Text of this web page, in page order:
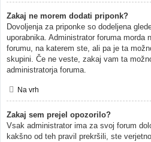
Zakaj ne morem dodati priponk?
Dovoljenja za priponke so dodeljena
uporabnika. Administrator foruma morda
forumu, na katerem ste, ali pa je ta
skupini. Če ne veste, zakaj vam ta
administratorja foruma.
Na vrh
Zakaj sem prejel opozorilo?
Vsak administrator ima za svoj forum
kakšno od teh pravil prekršili, ste